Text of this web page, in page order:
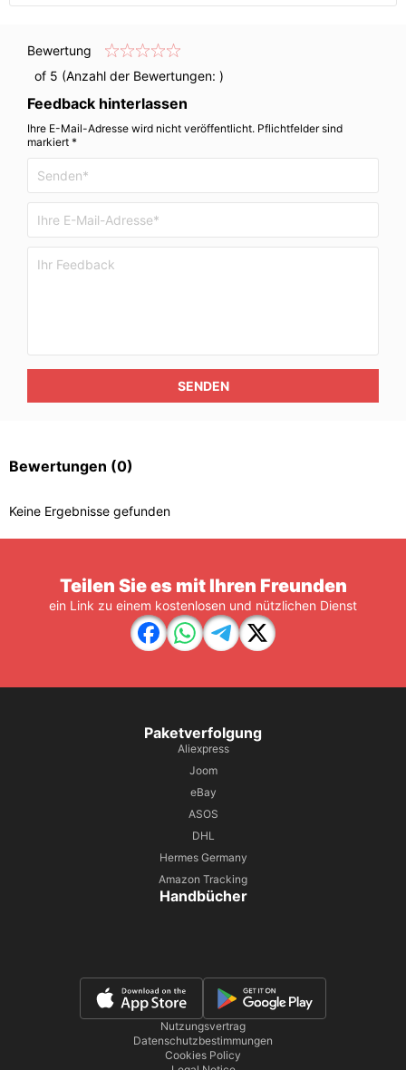
Bewertung
of 5 (Anzahl der Bewertungen: )
Feedback hinterlassen
Ihre E-Mail-Adresse wird nicht veröffentlicht. Pflichtfelder sind
markiert *
SENDEN
Bewertungen (0)
Keine Ergebnisse gefunden
Teilen Sie es mit Ihren Freunden
ein Link zu einem kostenlosen und nützlichen Dienst
Paketverfolgung
Aliexpress
Joom
eBay
ASOS
DHL
Hermes Germany
Amazon Tracking
Handbücher
Nutzungsvertrag
Datenschutzbestimmungen
Cookies Policy